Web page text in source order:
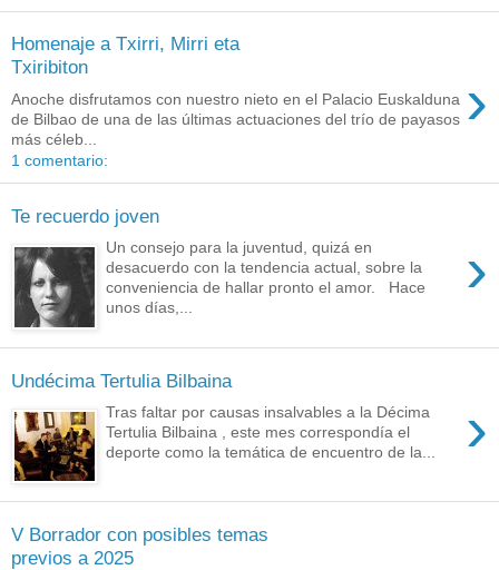
Homenaje a Txirri, Mirri eta
Txiribiton
›
Anoche disfrutamos con nuestro nieto en el Palacio Euskalduna
de Bilbao de una de las últimas actuaciones del trío de payasos
más céleb...
1 comentario:
Te recuerdo joven
›
Un consejo para la juventud, quizá en
desacuerdo con la tendencia actual, sobre la
conveniencia de hallar pronto el amor. Hace
unos días,...
Undécima Tertulia Bilbaina
›
Tras faltar por causas insalvables a la Décima
Tertulia Bilbaina , este mes correspondía el
deporte como la temática de encuentro de la...
V Borrador con posibles temas
previos a 2025